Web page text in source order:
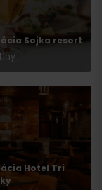
Sojka resort
Hotel Tri